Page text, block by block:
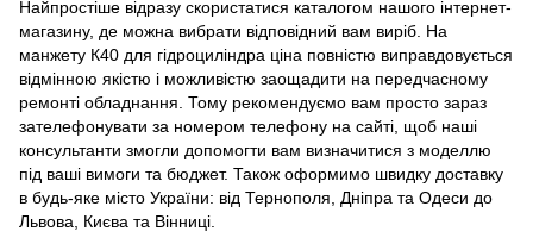
Найпростіше відразу скористатися каталогом нашого інтернет-
магазину, де можна вибрати відповідний вам виріб. На
манжету К40 для гідроциліндра ціна повністю виправдовується
відмінною якістю і можливістю заощадити на передчасному
ремонті обладнання. Тому рекомендуємо вам просто зараз
зателефонувати за номером телефону на сайті, щоб наші
консультанти змогли допомогти вам визначитися з моделлю
під ваші вимоги та бюджет. Також оформимо швидку доставку
в будь-яке місто України: від Тернополя, Дніпра та Одеси до
Львова, Києва та Вінниці.